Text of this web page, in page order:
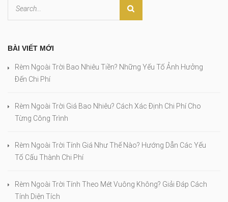
BÀI VIẾT MỚI
Rèm Ngoài Trời Bao Nhiêu Tiền? Những Yếu Tố Ảnh Hưởng
Đến Chi Phí
Rèm Ngoài Trời Giá Bao Nhiêu? Cách Xác Định Chi Phí Cho
Từng Công Trình
Rèm Ngoài Trời Tính Giá Như Thế Nào? Hướng Dẫn Các Yếu
Tố Cấu Thành Chi Phí
Rèm Ngoài Trời Tính Theo Mét Vuông Không? Giải Đáp Cách
Tính Diện Tích